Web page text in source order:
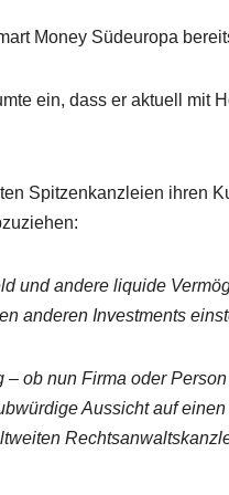
Money Südeuropa
ein, dass er aktuell mit
Spitzenkanzleien ihren
und andere liquide
anderen Investments
– ob nun Firma oder
Aussicht auf